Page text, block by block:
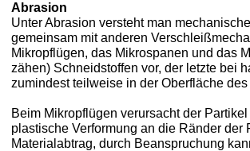
Abrasion
Unter Abrasion versteht man
gemeinsam mit anderen
Mikropflügen, das Mikrospanen und das
zähen) Schneidstoffen vor, der letzte bei
zumindest teilweise in der Oberfläche
Beim Mikropflügen verursacht der
plastische Verformung an die Ränder
Materialabtrag, durch Beanspruchung